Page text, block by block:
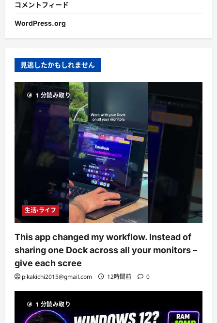
コメントフィード
WordPress.org
見逃したかもしれません
1 分読み取り
生活・ライフ
This app changed my workflow. Instead of
sharing one Dock across all your monitors –
give each scree
pikakichi2015@gmail.com 12時間前 0
1 分読み取り